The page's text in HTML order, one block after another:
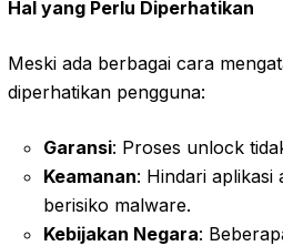
Hal yang Perlu Diperhatikan
Meski ada berbagai cara
diperhatikan pengguna:
Garansi: Proses unlock
Keamanan: Hindari
berisiko malware.
Kebijakan Negara: